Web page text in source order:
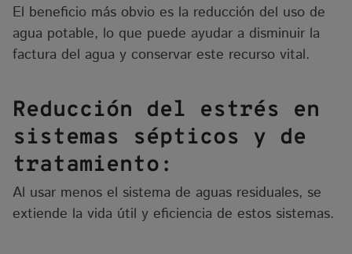
El beneficio más obvio es la reducción del uso de
agua potable, lo que puede ayudar a disminuir la
factura del agua y conservar este recurso vital.
Reducción del estrés en
sistemas sépticos y de
tratamiento:
Al usar menos el sistema de aguas residuales, se
extiende la vida útil y eficiencia de estos sistemas.